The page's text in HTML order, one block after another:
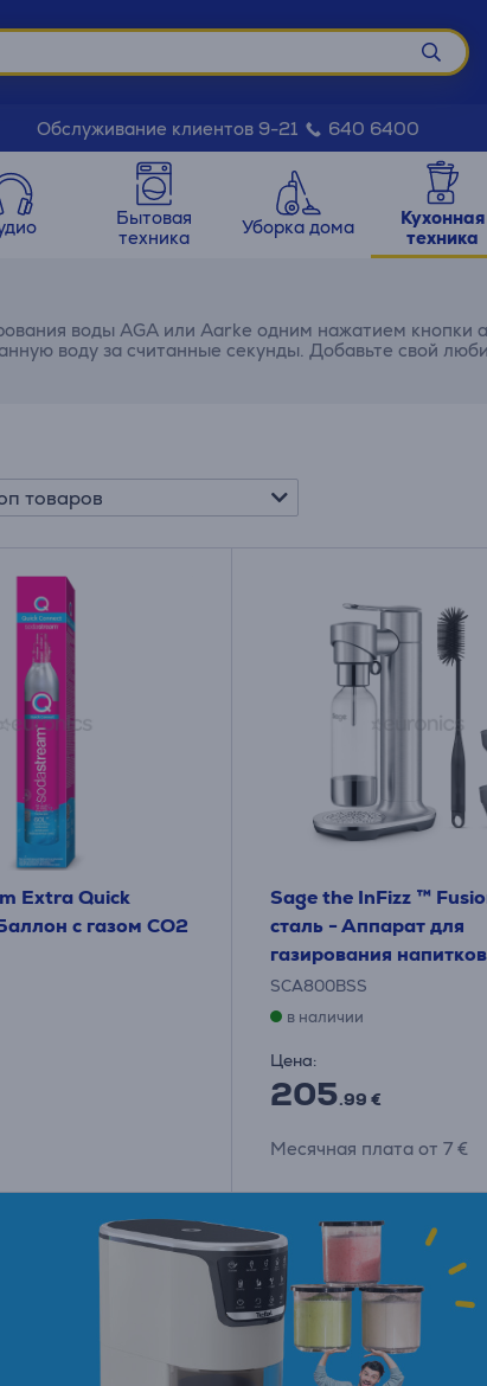
Обслуживание клиентов 9-21 640 6400
Бытовая
техника
Уборка дома
Кухонная
техника
воды AGA или Aarke одним нажатием кнопки
воду за считанные секунды. Добавьте свой
товаров
Extra Quick
с газом CO2
Sage the InFizz ™
сталь - Аппарат для
газирования напитков
SCA800BSS
в наличии
Цена:
205.99 €
Месячная плата от 7 €